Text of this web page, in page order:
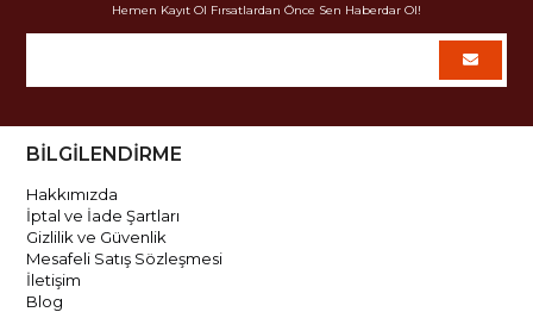
Hemen Kayıt Ol Fırsatlardan Önce Sen Haberdar Ol!
BİLGİLENDİRME
Hakkımızda
İptal ve İade Şartları
Gizlilik ve Güvenlik
Mesafeli Satış Sözleşmesi
İletişim
Blog